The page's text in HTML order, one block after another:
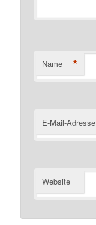
Name *
E-Mail-Adresse
Website